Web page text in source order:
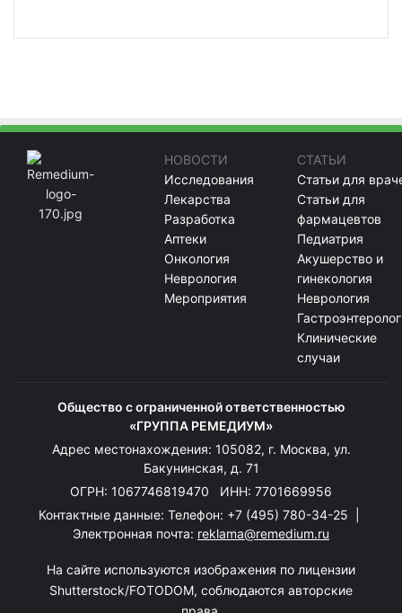
НОВОСТИ
Исследования
Лекарства
Разработка
Аптеки
Онкология
Неврология
Мероприятия
СТАТЬИ
Статьи для
Статьи для
фармацевтов
Педиатрия
Акушерство и
гинекология
Неврология
Клинические
случаи
Общество с ограниченной ответственностью
«ГРУППА РЕМЕДИУМ»
Адрес местонахождения: 105082, г. Москва, ул.
Бакунинская, д. 71
ОГРН: 1067746819470 ИНН: 7701669956
Контактные данные: Телефон: +7 (495) 780-34-25
Электронная почта: reklama@remedium.ru
На сайте используются изображения по лицензии
Shutterstock/FOTODOM, соблюдаются авторские